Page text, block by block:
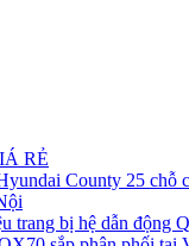
RẺ
County 25 chỗ
trang bị hệ dẫn động